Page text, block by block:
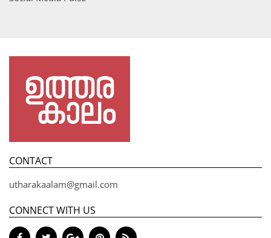
CONTACT
utharakaalam@gmail.com
CONNECT WITH US